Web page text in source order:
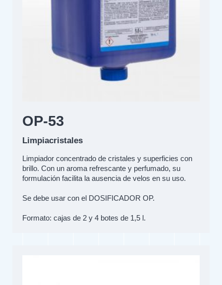
OP-53
Limpiacristales
Limpiador concentrado de cristales y superficies con
brillo. Con un aroma refrescante y perfumado, su
formulación facilita la ausencia de velos en su uso.
Se debe usar con el DOSIFICADOR OP.
Formato: cajas de 2 y 4 botes de 1,5 l.